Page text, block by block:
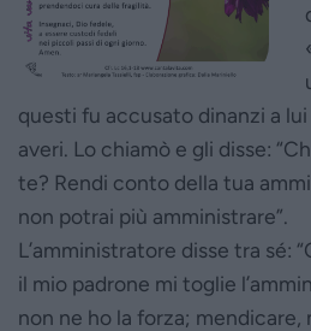
questi fu accusato dinanzi a
averi. Lo chiamò e gli disse:
te? Rendi conto della tua
non potrai più amministrare”.
L’amministratore disse tra sé:
il mio padrone mi toglie
non ne ho la forza; mendicare,